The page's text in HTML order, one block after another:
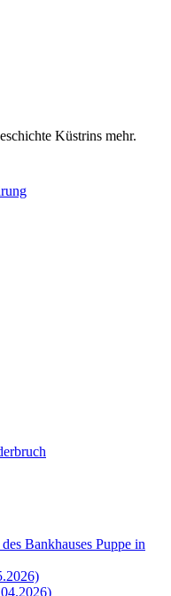
Küstrins mehr.
Bankhauses Puppe in